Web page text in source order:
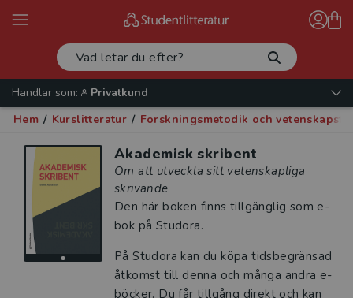
Handlar som:
Privatkund
Hem / Kurslitteratur / Forskningsmetodik och
Akademisk skribent
Om att utveckla sitt vetenskapliga
skrivande
Den här boken finns tillgänglig som e-
bok på Studora.
På Studora kan du köpa tidsbegränsad
åtkomst till denna och många andra e-
böcker. Du får tillgång direkt och kan